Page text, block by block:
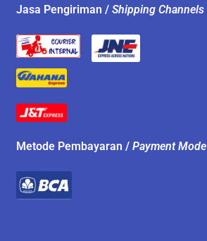
Jasa Pengiriman / Shipping Channels
Metode Pembayaran / Payment Mode